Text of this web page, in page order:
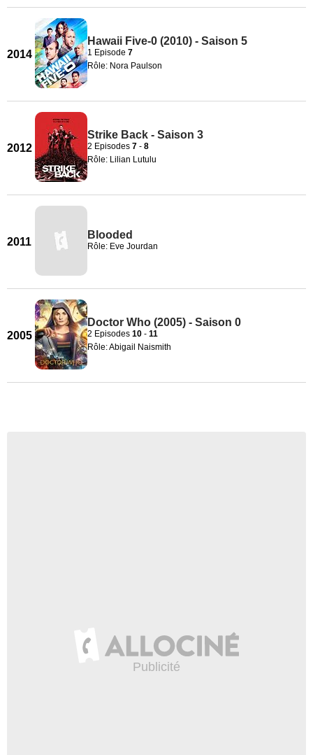
2014
Hawaii Five-0 (2010) - Saison 5
1 Episode 7
Rôle: Nora Paulson
2012
Strike Back - Saison 3
2 Episodes 7 - 8
Rôle: Lilian Lutulu
2011
Blooded
Rôle: Eve Jourdan
2005
Doctor Who (2005) - Saison 0
2 Episodes 10 - 11
Rôle: Abigail Naismith